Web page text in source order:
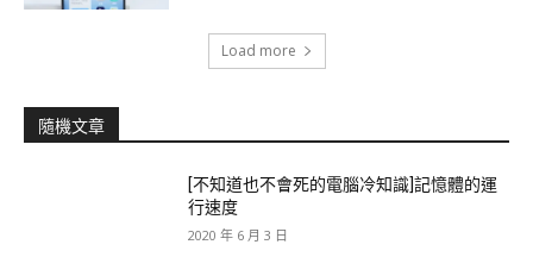
Load more
隨機文章
[不知道也不會死的電腦冷知識]記憶體的運
行速度
2020 年 6 月 3 日